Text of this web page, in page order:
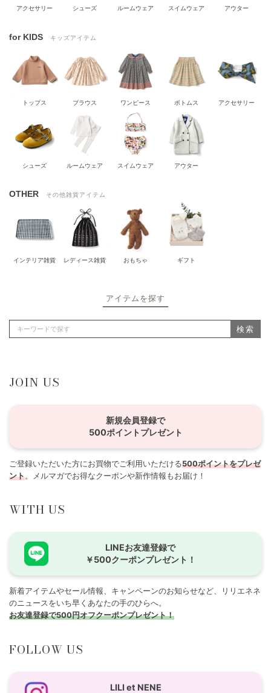
アクセサリー シューズ ルームウェア スイムウェア アウター
for KIDS キッズアイテム
トップス ブラウス ワンピース ボトムス アクセサリー
シューズ ルームウェア スイムウェア アウター
OTHER その他雑貨アイテム
インテリア雑貨 レディース雑貨 おもちゃ ギフト
アイテムを探す
検索
JOIN US
新規会員登録で
500ポイントプレゼント
ご登録いただいた方にお買物でご利用いただける500ポイントをプレゼ
ント。メルマガでお得なクーポンや新作情報もお届け！
WITH US
LINEお友達登録で
￥500クーポンプレゼント！
新着アイテムやセール情報、キャンペーンのお知らせなど、リリエネネ
のニュースをいち早くあなたの手のひらへ。
お友達登録で500円オフクーポンプレゼント！
FOLLOW US
LILI et NENE